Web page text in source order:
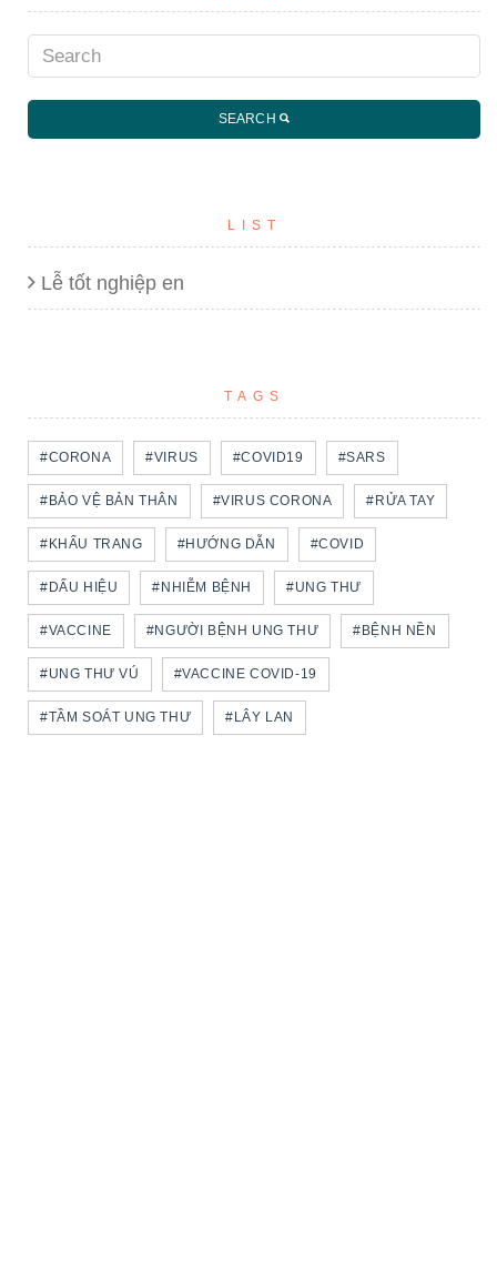
SEARCH
LIST
Lễ tốt nghiệp en
TAGS
#CORONA #VIRUS #COVID19 #SARS
#BẢO VỆ BẢN THÂN #VIRUS CORONA #RỬA TAY
#KHẨU TRANG #HƯỚNG DẪN #COVID
#DẤU HIỆU #NHIỄM BỆNH #UNG THƯ
#VACCINE #NGƯỜI BỆNH UNG THƯ #BỆNH NỀN
#UNG THƯ VÚ #VACCINE COVID-19
#TẦM SOÁT UNG THƯ #LÂY LAN